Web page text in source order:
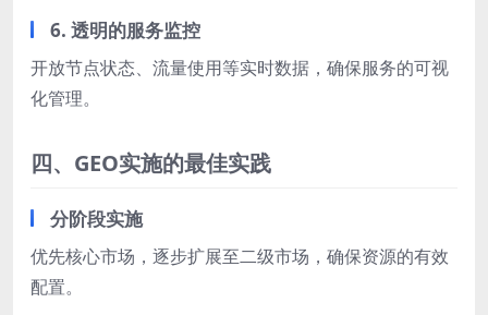
6. 透明的服务监控
开放节点状态、流量使用等实时数据，确保服务的可视
化管理。
四、GEO实施的最佳实践
分阶段实施
优先核心市场，逐步扩展至二级市场，确保资源的有效
配置。